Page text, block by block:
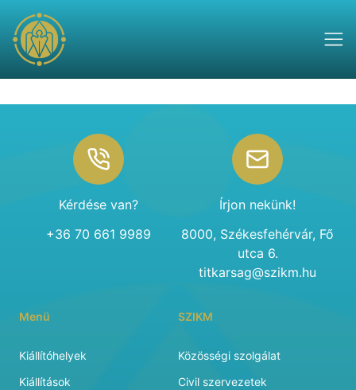
Kérdése van?
+36 70 661 9989
Írjon nekünk!
8000, Székesfehérvár, Fő
utca 6.
titkarsag@szikm.hu
Menü
Kiállítóhelyek
Kiállítások
SZIKM
Közösségi szolgálat
Civil szervezetek